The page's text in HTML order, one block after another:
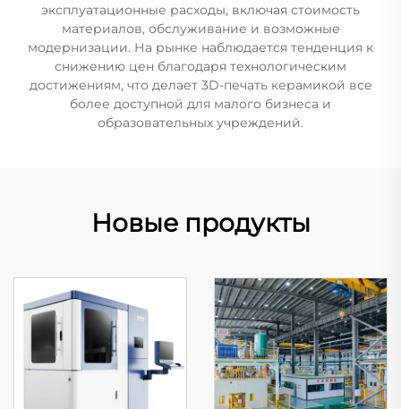
эксплуатационные расходы, включая стоимость
материалов, обслуживание и возможные
модернизации. На рынке наблюдается тенденция к
снижению цен благодаря технологическим
достижениям, что делает 3D-печать керамикой все
более доступной для малого бизнеса и
образовательных учреждений.
Новые продукты